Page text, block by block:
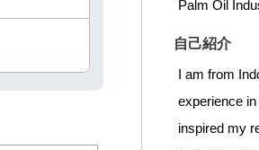
Palm Oil
自己紹介
I am from
experience
inspired my